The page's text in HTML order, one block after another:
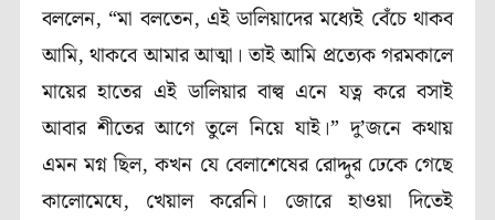
বললেন, “মা বলতেন, এই ডালিয়াদের মধ্যেই বেঁচে থাকব
আমি, থাকবে আমার আত্মা। তাই আমি প্রত্যেক গরমকালে
মায়ের হাতের এই ডালিয়ার বাল্ব এনে যত্ন করে বসাই
আবার শীতের আগে তুলে নিয়ে যাই।” দু’জনে কথায়
এমন মগ্ন ছিল, কখন যে বেলাশেষের রোদ্দুর ঢেকে গেছে
কালোমেঘে, খেয়াল করেনি। জোরে হাওয়া দিতেই